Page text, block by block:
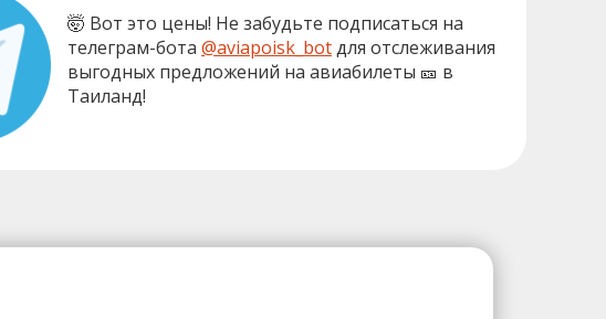
🤯 Вот это цены! Не забудьте подписаться на
телеграм-бота @aviapoisk_botдля отслеживания
выгодных предложений на авиабилеты 🎫 в
Таиланд!